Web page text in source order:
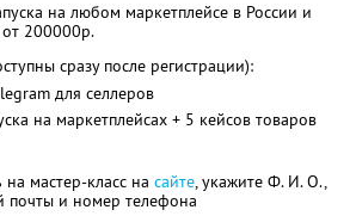
на любом маркетплейсе в России и
200000р.
сразу после регистрации):
для селлеров
на маркетплейсах + 5 кейсов товаров
на мастер-класс на сайте, укажите Ф. И. О.,
почты и номер телефона